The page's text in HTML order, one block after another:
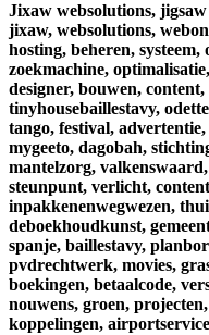
Jixaw websolutions,
jixaw, websolutions,
hosting, beheren, systeem,
zoekmachine, optimalisatie,
designer, bouwen, content,
tinyhousebaillestavy,
tango, festival, advertentie,
mygeeto, dagobah,
mantelzorg, valkenswaard,
steunpunt, verlicht,
inpakkenenwegwezen,
deboekhoudkunst,
spanje, baillestavy,
pvdrechtwerk, movies,
boekingen, betaalcode,
nouwens, groen, projecten,
koppelingen,